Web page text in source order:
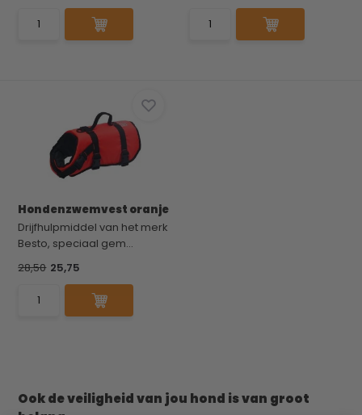
Hondenzwemvest oranje
Drijfhulpmiddel van het merk
Besto, speciaal gem...
28,50 25,75
Ook de veiligheid van jou hond is van groot